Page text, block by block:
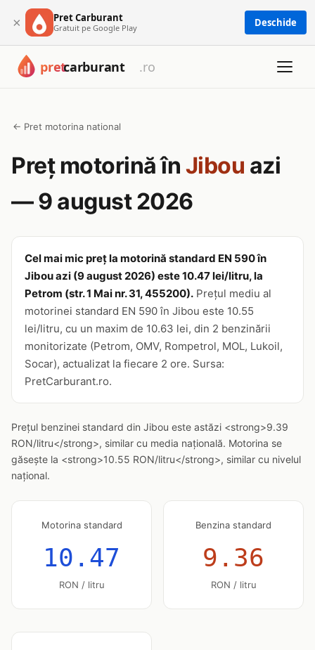
× Pret Carburant
Gratuit pe Google Play Deschide
← Pret motorina national
Preț motorină în Jibou azi
— 9 august 2026
Cel mai mic preț la motorină standard EN 590 în
Jibou azi (9 august 2026) este 10.47 lei/litru, la
Petrom (str. 1 Mai nr. 31, 455200). Prețul mediu al
motorinei standard EN 590 în Jibou este 10.55
lei/litru, cu un maxim de 10.63 lei, din 2 benzinării
monitorizate (Petrom, OMV, Rompetrol, MOL, Lukoil,
Socar), actualizat la fiecare 2 ore. Sursa:
PretCarburant.ro.
Prețul benzinei standard din Jibou este astăzi <strong>9.39
RON/litru</strong>, similar cu media națională. Motorina se
găsește la <strong>10.55 RON/litru</strong>, similar cu nivelul
național.
Motorina standard
10.47
RON / litru
Benzina standard
9.36
RON / litru